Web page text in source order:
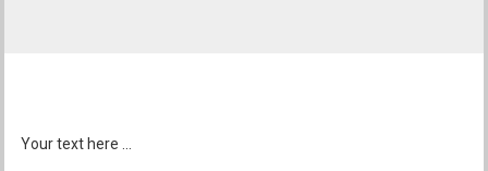
Your text here ...